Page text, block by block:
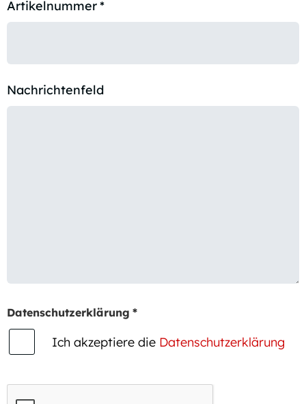
Artikelnummer*
Nachrichtenfeld
Datenschutzerklärung *
Ich akzeptiere die Datenschutzerklärung